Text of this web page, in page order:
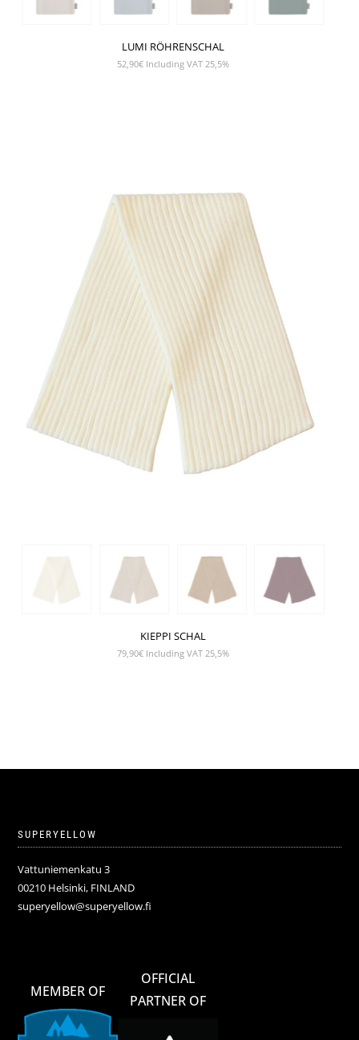
LUMI RÖHRENSCHAL
52,90€ Including VAT 25,5%
KIEPPI SCHAL
79,90€ Including VAT 25,5%
SUPERYELLOW
Vattuniemenkatu 3
00210 Helsinki, FINLAND
superyellow@superyellow.fi
MEMBER OF
OFFICIAL
PARTNER OF